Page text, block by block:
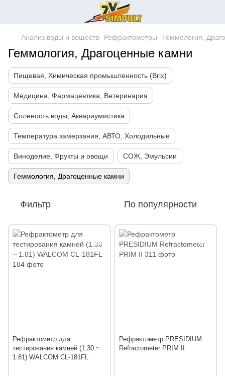
Анализ воды и веществ Рефрактометры Геммология,
Геммология, Драгоценные камни
Пищевая, Химическая промышленность (Brix)
Медицина, Фармацевтика, Ветеринария
Соленость воды, Аквариумистика
Температура замерзания, АВТО, Холодильные
Виноделие, Фрукты и овощи СОЖ, Эмульсии
Геммология, Драгоценные камни
Фильтр По популярности
Рефрактометр для
тестирования камней (1.30 ~
1.81) WALCOM CL-181FL
Рефрактометр PRESIDIUM
Refractometer PRІM II